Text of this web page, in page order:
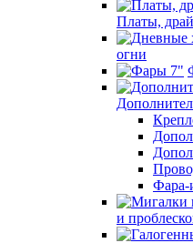
Платы,
огни
Фара-
и